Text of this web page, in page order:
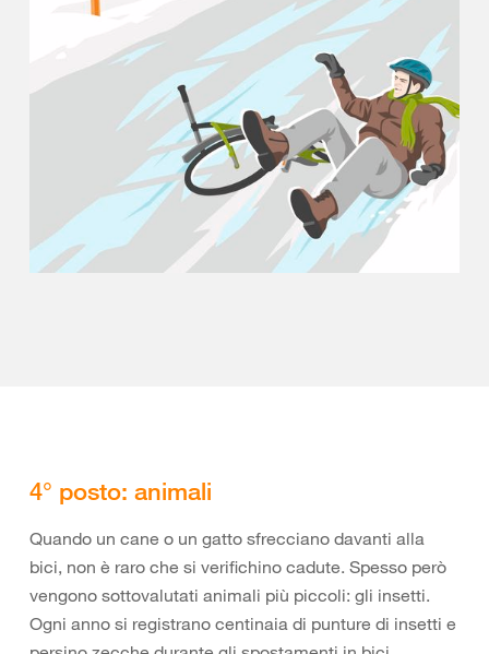
4° posto: animali
Quando un cane o un gatto sfrecciano davanti alla
bici, non è raro che si verifichino cadute. Spesso però
vengono sottovalutati animali più piccoli: gli insetti.
Ogni anno si registrano centinaia di punture di insetti e